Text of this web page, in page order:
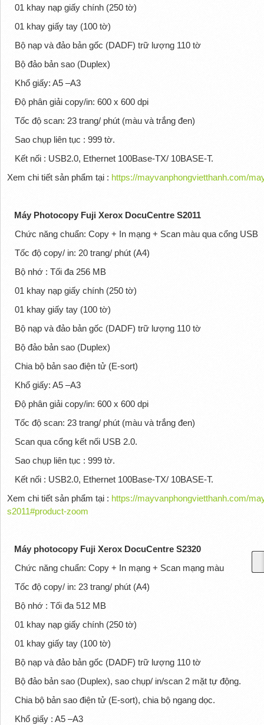
01 khay nạp giấy chính (250 tờ)
01 khay giấy tay (100 tờ)
Bộ nạp và đảo bản gốc (DADF) trữ lượng 110 tờ
Bộ đảo bản sao (Duplex)
Khổ giấy: A5 –A3
Độ phân giải copy/in: 600 x 600 dpi
Tốc độ scan: 23 trang/ phút (màu và trắng đen)
Sao chụp liên tục : 999 tờ.
Kết nối : USB2.0, Ethernet 100Base-TX/ 10BASE-T.
Xem chi tiết sản phẩm tại : https://mayvanphongvietthanh.com/
Máy Photocopy Fuji Xerox DocuCentre S2011
Chức năng chuẩn: Copy + In mạng + Scan màu qua cổng USB
Tốc độ copy/ in: 20 trang/ phút (A4)
Bộ nhớ : Tối đa 256 MB
01 khay nạp giấy chính (250 tờ)
01 khay giấy tay (100 tờ)
Bộ nạp và đảo bản gốc (DADF) trữ lượng 110 tờ
Bộ đảo bản sao (Duplex)
Chia bộ bản sao điện tử (E-sort)
Khổ giấy: A5 –A3
Độ phân giải copy/in: 600 x 600 dpi
Tốc độ scan: 23 trang/ phút (màu và trắng đen)
Scan qua cổng kết nối USB 2.0.
Sao chụp liên tục : 999 tờ.
Kết nối : USB2.0, Ethernet 100Base-TX/ 10BASE-T.
Xem chi tiết sản phẩm tại : https://mayvanphongvietthanh.com/
s2011#product-zoom
Máy photocopy Fuji Xerox DocuCentre S2320
Chức năng chuẩn: Copy + In mạng + Scan mạng màu
Tốc độ copy/ in: 23 trang/ phút (A4)
Bộ nhớ : Tối đa 512 MB
01 khay nạp giấy chính (250 tờ)
01 khay giấy tay (100 tờ)
Bộ nạp và đảo bản gốc (DADF) trữ lượng 110 tờ
Bộ đảo bản sao (Duplex), sao chụp/ in/scan 2 mặt tự động.
Chia bộ bản sao điện tử (E-sort), chia bộ ngang dọc.
Khổ giấy : A5 –A3